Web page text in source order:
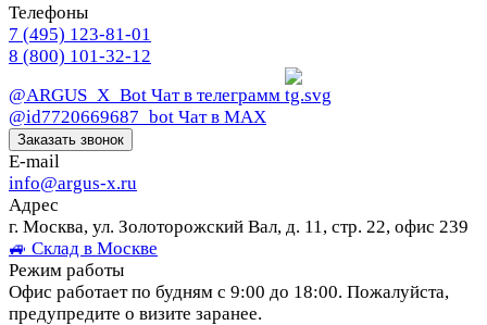
Телефоны
7 (495) 123-81-01
8 (800) 101-32-12
@ARGUS_X_Bot Чат в телеграмм
@id7720669687_bot Чат в МАХ
Заказать звонок
E-mail
info@argus-x.ru
Адрес
г. Москва, ул. Золоторожский Вал, д. 11, стр. 22, офис 239
🚙 Склад в Москве
Режим работы
Офис работает по будням с 9:00 до 18:00. Пожалуйста,
предупредите о визите заранее.